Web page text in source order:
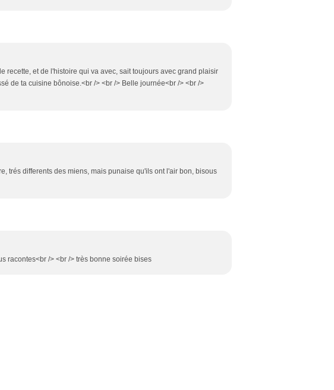
recette, et de l'histoire qui va avec, sait toujours avec grand plaisir
de ta cuisine bônoise.<br /> <br /> Belle journée<br /> <br />
trés differents des miens, mais punaise qu'ils ont l'air bon, bisous
racontes<br /> <br /> très bonne soirée bises